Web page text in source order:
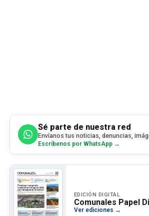
Sé parte de nuestra red
Envíanos tus noticias, denuncias,
Escríbenos por WhatsApp →
EDICIÓN DIGITAL
Comunales Papel
Ver ediciones →